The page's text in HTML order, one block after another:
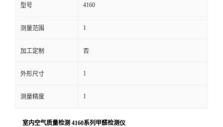
线
留
言
型号 4160
测量范围 1
加工定制 否
外形尺寸 1
测量精度 1
室内空气质量检测 4160系列甲醛检测仪